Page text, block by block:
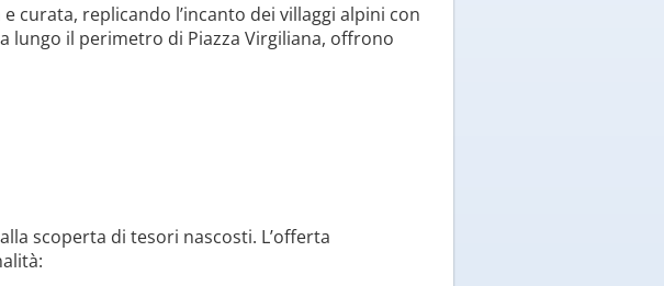
curata, replicando l’incanto dei villaggi alpini con
lungo il perimetro di Piazza Virgiliana, offrono
scoperta di tesori nascosti. L’offerta